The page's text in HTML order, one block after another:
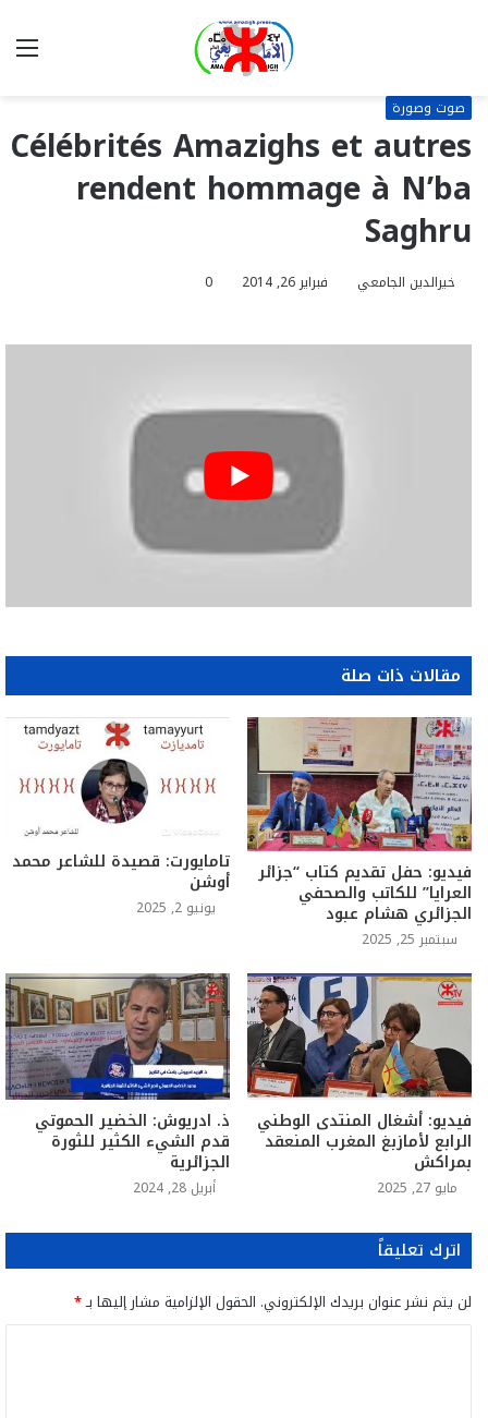
صوت وصورة
Célébrités Amazighs et autres
rendent hommage à N’ba
Saghru
خيرالدين الجامعي فبراير 26, 2014 0
مقالات ذات صلة
فيديو: حفل تقديم كتاب “جزائر
العرايا” للكاتب والصحفي
الجزائري هشام عبود
سبتمبر 25, 2025
تامايورت: قصيدة للشاعر محمد
أوشن
يونيو 2, 2025
فيديو: أشغال المنتدى الوطني
الرابع لأمازبغ المغرب المنعقد
بمراكش
مايو 27, 2025
ذ. ادريوش: الخضير الحموتي
قدم الشيء الكثير للثورة
الجزائرية
أبريل 28, 2024
اترك تعليقاً
لن يتم نشر عنوان بريدك الإلكتروني. الحقول الإلزامية مشار إليها بـ*